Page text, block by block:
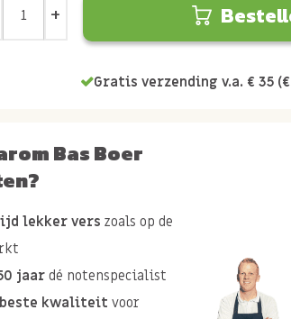
Gratis verzending v.a. € 35
Bas Boer
lekker vers zoals op de
jaar dé notenspecialist
beste kwaliteit voor